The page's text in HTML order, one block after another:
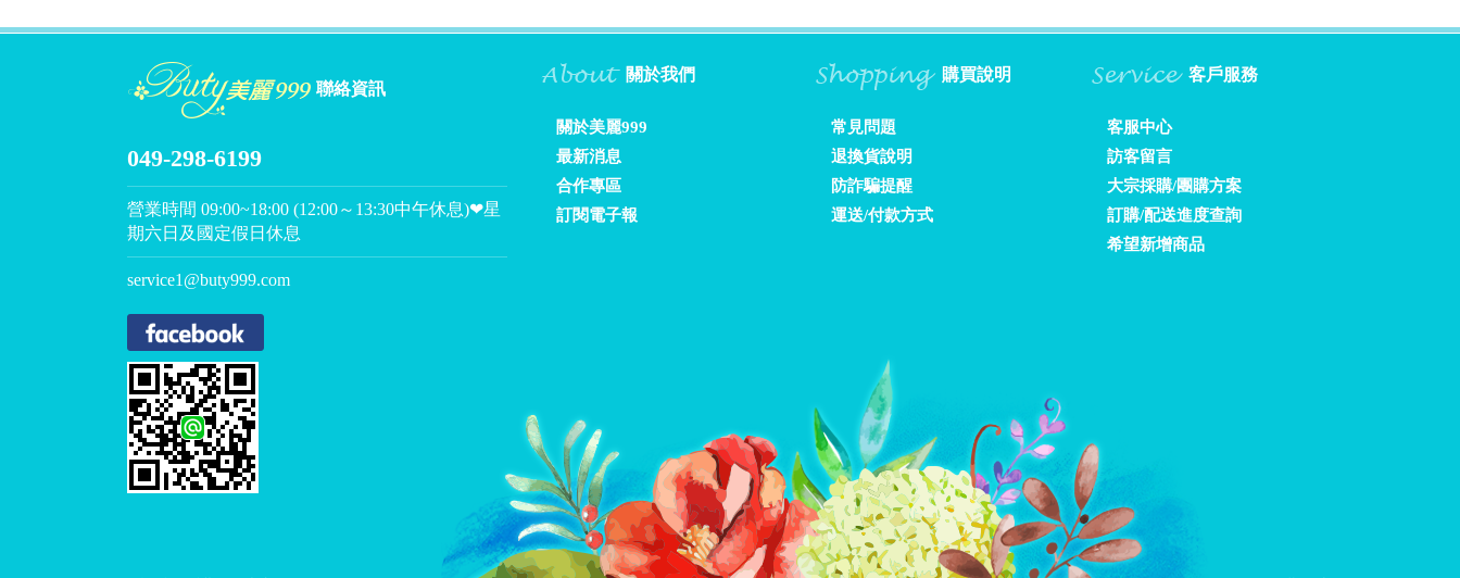
關於我們
關於美麗999
最新消息
合作專區
訂閱電子報
購買說明
常見問題
退換貨說明
防詐騙提醒
運送/付款方式
客戶服務
客服中心
訪客留言
大宗採購/團購方案
訂購/配送進度查詢
希望新增商品
聯絡資訊
049-298-6199
營業時間 09:00~18:00 (12:00～13:30中午休息)❤星
期六日及國定假日休息
service1@buty999.com